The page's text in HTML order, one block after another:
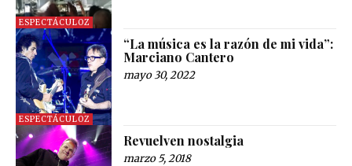
ESPECTÁCULOZ
ESPECTÁCULOZ
“La música es la razón de mi vida”:
Marciano Cantero
mayo 30, 2022
Revuelven nostalgia
marzo 5, 2018